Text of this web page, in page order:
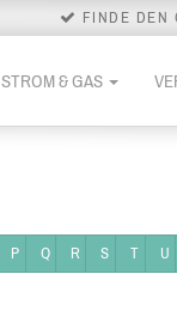
FINDE DEN
STROM & GAS
P Q R S T U